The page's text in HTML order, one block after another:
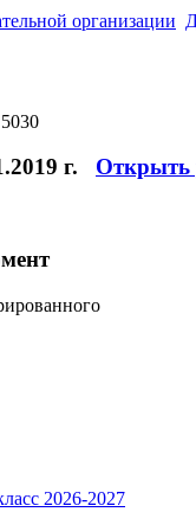
организации
г. Открыть
2026-2027